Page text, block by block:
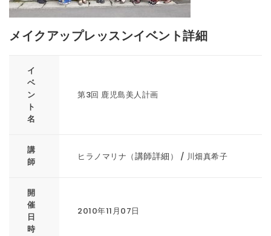
メイクアップレッスンイベント詳細
イ
ベ
ン
ト
名
第3回 鹿児島美人計画
講
師
ヒラノマリナ（講師詳細 ） / 川畑真希子
開
催
日
時
2010年11月07日